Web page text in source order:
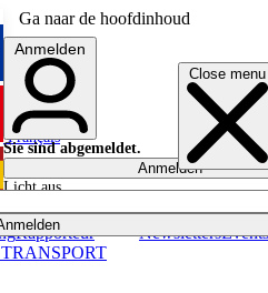
Ga naar de hoofdinhoud
Close menu
Rapporteur NewslettersEvents
English
Français
Anmelden
Sie sind abgemeldet.
Anmelden
Licht aus